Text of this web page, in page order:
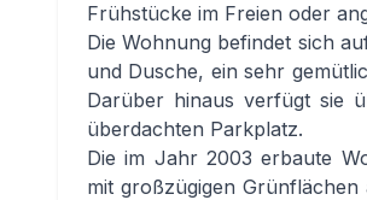
Frühstücke im Freien oder
Die Wohnung befindet sich
und Dusche, ein sehr
Darüber hinaus verfügt sie
überdachten Parkplatz.
Die im Jahr 2003 erbaute
mit großzügigen